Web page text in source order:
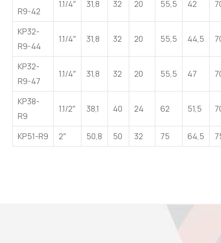
R9-42
1.1/4″ 31,8 32 20 55,5 42
KP32-
R9-44
1.1/4″ 31,8 32 20 55,5 44,5
KP32-
R9-47
1.1/4″ 31,8 32 20 55,5 47
KP38-
R9
1.1/2″ 38,1 40 24 62 51,5
KP51-R9 2″ 50,8 50 32 75 64,5